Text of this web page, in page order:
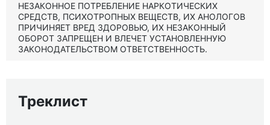
НЕЗАКОННОЕ ПОТРЕБЛЕНИЕ НАРКОТИЧЕСКИХ
СРЕДСТВ, ПСИХОТРОПНЫХ ВЕЩЕСТВ, ИХ АНОЛОГОВ
ПРИЧИНЯЕТ ВРЕД ЗДОРОВЬЮ, ИХ НЕЗАКОННЫЙ
ОБОРОТ ЗАПРЕЩЕН И ВЛЕЧЕТ УСТАНОВЛЕННУЮ
ЗАКОНОДАТЕЛЬСТВОМ ОТВЕТСТВЕННОСТЬ.
Треклист